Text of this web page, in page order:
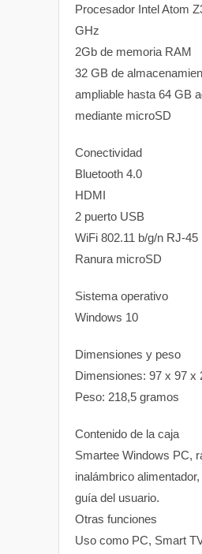
Procesador Intel Atom
GHz
2Gb de memoria RAM
32 GB de
ampliable hasta 64 GB
mediante microSD
Conectividad
Bluetooth 4.0
HDMI
2 puerto USB
WiFi 802.11 b/g/n RJ-45
Ranura microSD
Sistema operativo
Windows 10
Dimensiones y peso
Dimensiones: 97 x 97 x
Peso: 218,5 gramos
Contenido de la caja
Smartee Windows PC,
inalámbrico
guía del usuario.
Otras funciones
Uso como PC, Smart